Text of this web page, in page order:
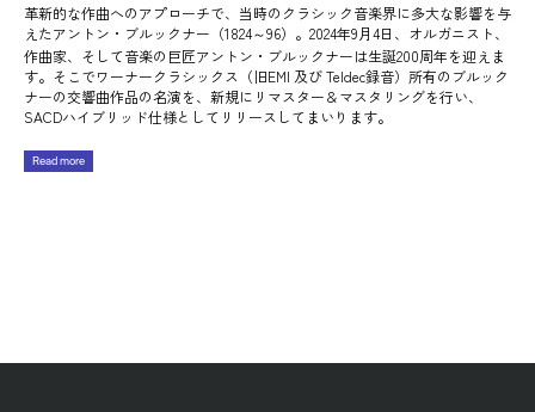
革新的な作曲へのアプローチで、当時のクラシック音楽界に多大な影響を与
えたアントン・ブルックナー（1824～96）。2024年9月4日、オルガニスト、
作曲家、そして音楽の巨匠アントン・ブルックナーは生誕200周年を迎えま
す。そこでワーナークラシックス（旧EMI 及び Teldec録音）所有のブルック
ナーの交響曲作品の名演を、新規にリマスター＆マスタリングを行い、
SACDハイブリッド仕様としてリリースしてまいります。
Read more